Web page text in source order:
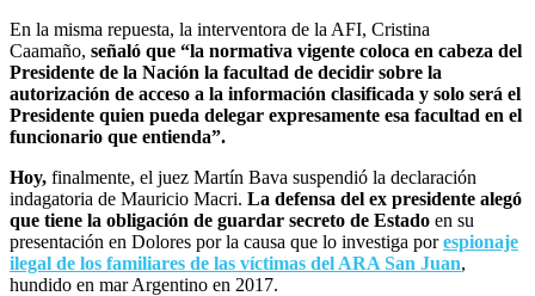
En la misma repuesta, la interventora de la AFI, Cristina
Caamaño, señaló que “la normativa vigente coloca en cabeza del
Presidente de la Nación la facultad de decidir sobre la
autorización de acceso a la información clasificada y solo será el
Presidente quien pueda delegar expresamente esa facultad en el
funcionario que entienda”.
Hoy, finalmente, el juez Martín Bava suspendió la declaración
indagatoria de Mauricio Macri. La defensa del ex presidente alegó
que tiene la obligación de guardar secreto de Estado en su
presentación en Dolores por la causa que lo investiga por espionaje
ilegal de los familiares de las víctimas del ARA San Juan,
hundido en mar Argentino en 2017.